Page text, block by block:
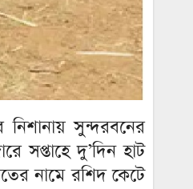
সুন্দরবনের
সপ্তাহে দু’দিন হাট
নামে রশিদ কেটে